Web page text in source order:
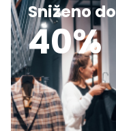
Sniženo do
40%